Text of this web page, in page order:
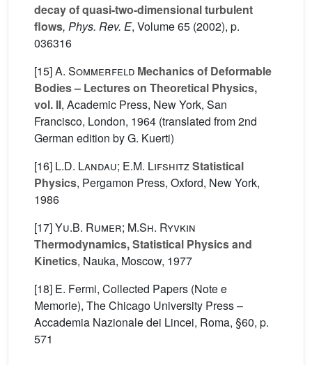
decay of quasi-two-dimensional turbulent
flows, Phys. Rev. E, Volume 65 (2002), p.
036316
[15]A. Sommerfeld Mechanics of Deformable
Bodies – Lectures on Theoretical Physics,
vol. II, Academic Press, New York, San
Francisco, London, 1964 (translated from 2nd
German edition by G. Kuerti)
[16] L.D. Landau; E.M. LifshitzStatistical
Physics, Pergamon Press, Oxford, New York,
1986
[17]Yu.B. Rumer; M.Sh. Ryvkin
Thermodynamics, Statistical Physics and
Kinetics, Nauka, Moscow, 1977
[18] E. Fermi, Collected Papers (Note e
Memorie), The Chicago University Press –
Accademia Nazionale dei Lincei, Roma, §60, p.
571